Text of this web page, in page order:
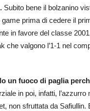
Subito bene il bolzanino
game prima di cedere il
in favore del classe
che valgono l’1-1 nel
un fuoco di paglia
in poi, infatti,
non sfruttata da